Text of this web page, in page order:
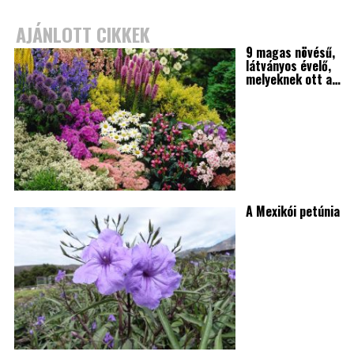
AJÁNLOTT CIKKEK
9 magas növésű,
látványos évelő,
melyeknek ott a…
A Mexikói petúnia